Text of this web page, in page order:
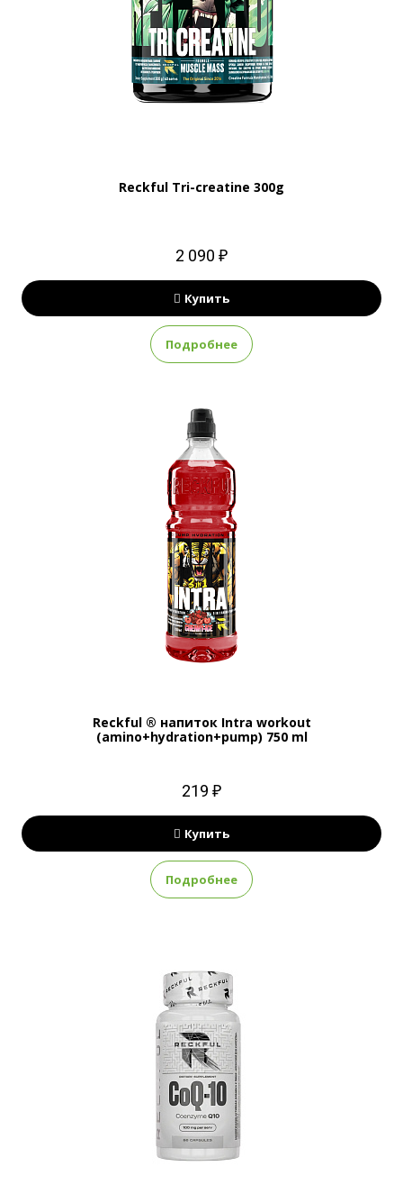
Reckful Tri-creatine 300g
2 090 ₽
Купить
Подробнее
Reckful ® напиток Intra workout
(amino+hydration+pump) 750 ml
219 ₽
Купить
Подробнее